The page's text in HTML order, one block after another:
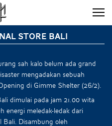
STORE BALI
sah kalo belum ada grand
mengadakan sebuah
di Gimme Shelter (26/2).
dimulai pada jam 21.00 wita
energi meledak-ledak dari
Bali. Disambung oleh